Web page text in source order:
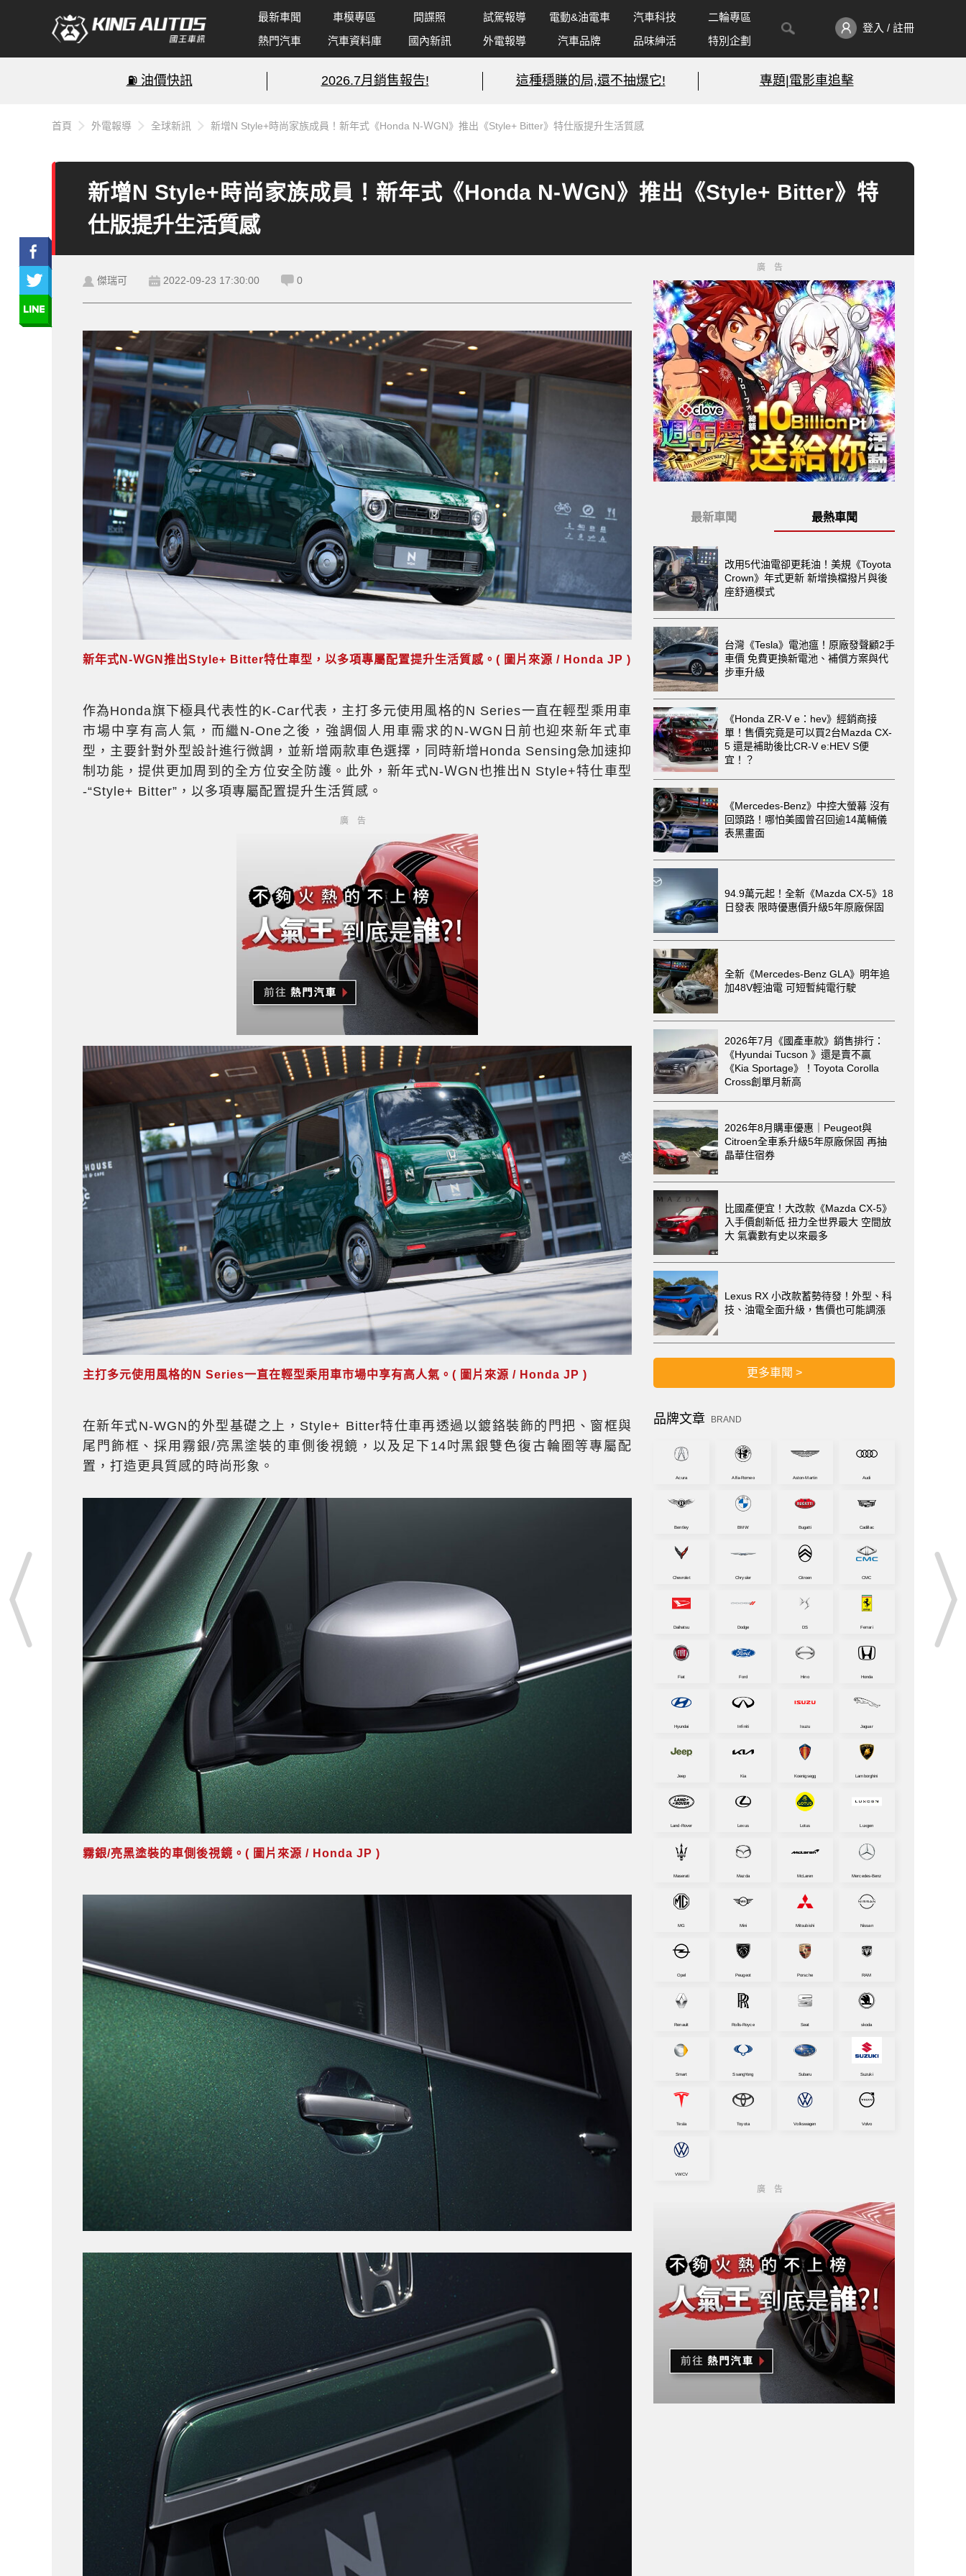
最新車聞 車模專區 間諜照 試駕報導 電動&油電車 汽車科技
二輪專區
熱門汽車
汽車資料庫 國內新訊 外電報導 汽車品牌 品味紳活 特別企劃
登入 / 註冊
⛽️ 油價快訊 2026.7月銷售報告! 這種穩賺的局,還不抽爆它! 專題|電影車追擊
首頁 外電報導 全球新訊 新增N Style+時尚家族成員！新年式《Honda N-ＷGN》推出《Style+ Bitter》特仕版提升生活質感
新增N Style+時尚家族成員！新年式《Honda N-ＷGN》推出《Style+ Bitter》特
仕版提升生活質感
傑瑞可 2022-09-23 17:30:00 0
新年式N-ＷGN推出Style+ Bitter特仕車型，以多項專屬配置提升生活質感。( 圖片來源 / Honda JP )
作為Honda旗下極具代表性的K-Car代表，主打多元使用風格的N Series一直在輕型乘用車
市場中享有高人氣，而繼N-One之後，強調個人用車需求的N-WGN日前也迎來新年式車
型，主要針對外型設計進行微調，並新增兩款車色選擇，同時新增Honda Sensing急加速抑
制功能，提供更加周到的全方位安全防護。此外，新年式N-ＷGN也推出N Style+特仕車型
-“Style+ Bitter”，以多項專屬配置提升生活質感。
廣告
主打多元使用風格的N Series一直在輕型乘用車市場中享有高人氣。( 圖片來源 / Honda JP )
在新年式N-WGN的外型基礎之上，Style+ Bitter特仕車再透過以鍍鉻裝飾的門把、窗框與
尾門飾框、採用霧銀/亮黑塗裝的車側後視鏡，以及足下14吋黑銀雙色復古輪圈等專屬配
置，打造更具質感的時尚形象。
霧銀/亮黑塗裝的車側後視鏡。( 圖片來源 / Honda JP )
廣告
最新車聞 最熱車聞
改用5代油電卻更耗油！美規《Toyota
Crown》年式更新 新增換檔撥片與後
座舒適模式
台灣《Tesla》電池瘟！原廠發聲顧2手
車價 免費更換新電池、補償方案與代
步車升級
《Honda ZR-V e：hev》經銷商接
單！售價究竟是可以買2台Mazda CX-
5 還是補助後比CR-V e:HEV S便
宜！？
《Mercedes-Benz》中控大螢幕 沒有
回頭路！哪怕美國曾召回逾14萬輛儀
表黑畫面
94.9萬元起！全新《Mazda CX-5》18
日發表 限時優惠價升級5年原廠保固
全新《Mercedes-Benz GLA》明年追
加48V輕油電 可短暫純電行駛
2026年7月《國產車款》銷售排行：
《Hyundai Tucson 》還是賣不贏
《Kia Sportage》！Toyota Corolla
Cross創單月新高
2026年8月購車優惠｜Peugeot與
Citroen全車系升級5年原廠保固 再抽
晶華住宿券
比國產便宜！大改款《Mazda CX-5》
入手價創新低 扭力全世界最大 空間放
大 氣囊數有史以來最多
Lexus RX 小改款蓄勢待發！外型、科
技、油電全面升級，售價也可能調漲
更多車聞 >
品牌文章 BRAND
Acura Alfa-Romeo Aston-Martin Audi
Bentley BMW Bugatti Cadillac
Chevrolet Chrysler Citroen CMC
Daihatsu Dodge DS Ferrari
Fiat Ford Hino Honda
Hyundai Infiniti Isuzu Jaguar
Jeep Kia Koenigsegg Lamborghini
Land-Rover Lexus Lotus Luxgen
Maserati Mazda McLaren Mercedes-Benz
MG Mini Mitsubishi Nissan
Opel Peugeot Porsche RAM
Renault Rolls-Royce Seat skoda
Smart SsangYong Subaru Suzuki
Tesla Toyota Volkswagen Volvo
VWCV
廣告